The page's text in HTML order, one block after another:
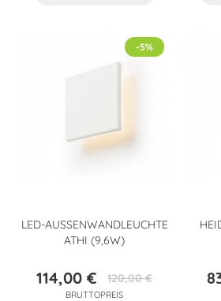
LED-AUSSENWANDLEUCHTE A
THI (9,6W)
Preis
114,00 €Verkaufspreis
120,00 €
BRUTTOPREIS
-5%